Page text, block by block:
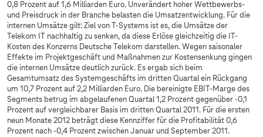
0,8 Prozent auf 1,6 Milliarden Euro. Unverändert hoher Wettbewerbs-
und Preisdruck in der Branche belasten die Umsatzentwicklung. Für die
internen Umsätze gilt: Ziel von T-Systems ist es, die Umsätze der
Telekom IT nachhaltig zu senken, da diese Erlöse gleichzeitig die IT-
Kosten des Konzerns Deutsche Telekom darstellen. Wegen saisonaler
Effekte im Projektgeschäft und Maßnahmen zur Kostensenkung gingen
die internen Umsätze deutlich zurück. Es ergab sich beim
Gesamtumsatz des Systemgeschäfts im dritten Quartal ein Rückgang
um 10,7 Prozent auf 2,2 Milliarden Euro. Die bereinigte EBIT-Marge des
Segments betrug im abgelaufenen Quartal 1,2 Prozent gegenüber -0,1
Prozent auf vergleichbarer Basis im dritten Quartal 2011. Für die ersten
neun Monate 2012 beträgt diese Kennziffer für die Profitabilität 0,6
Prozent nach -0,4 Prozent zwischen Januar und September 2011.